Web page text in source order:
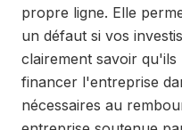
propre ligne. Elle
un défaut si vos
clairement savoir
financer l'entreprise
nécessaires au